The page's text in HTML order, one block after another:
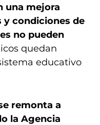
una mejora
y condiciones de
no pueden
quedan
educativo
remonta a
la Agencia